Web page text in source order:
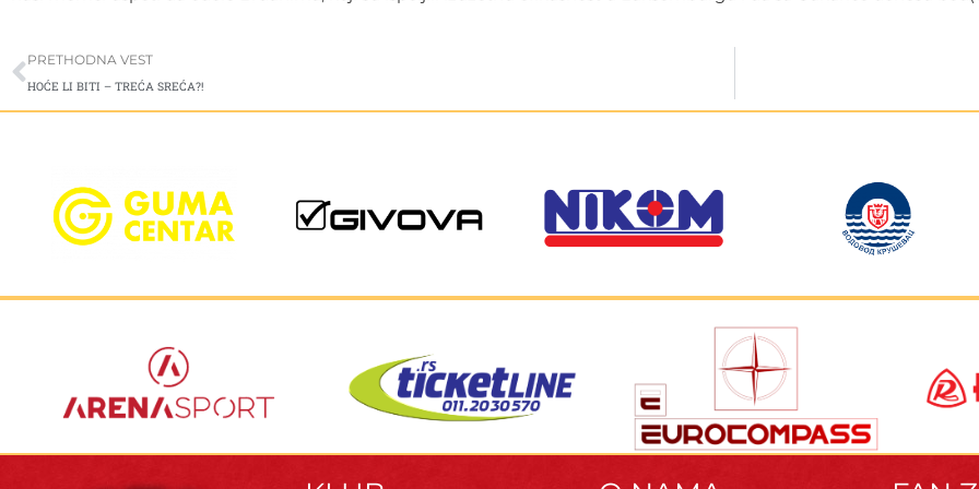
Prev
PRETHODNA VEST
HOĆE LI BITI – TREĆA SREĆA?!